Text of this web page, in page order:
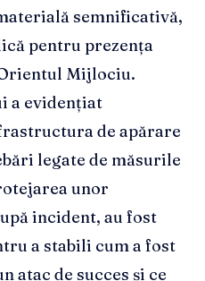
semnificativă,
pentru prezența
Mijlociu.
a evidențiat
de apărare
legate de măsurile
unor
incident, au fost
a stabili cum a fost
atac de succes și ce